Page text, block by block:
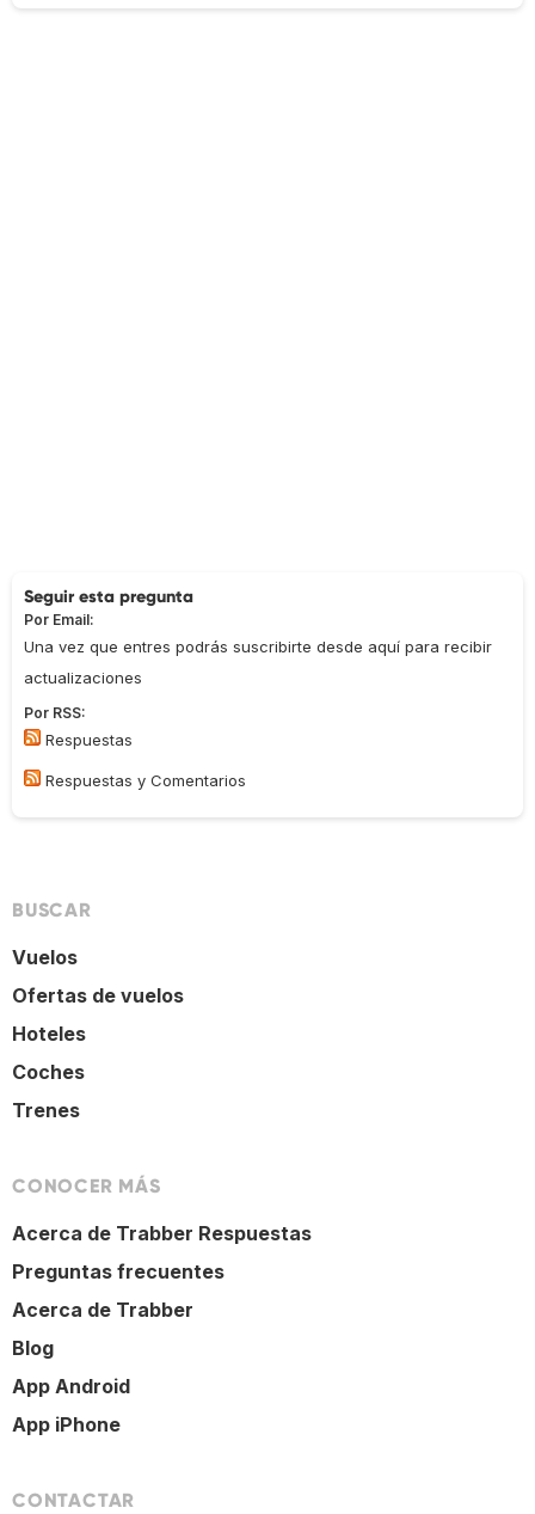
Seguir esta pregunta
Por Email:
Una vez que entres podrás suscribirte desde aquí para recibir
actualizaciones
Por RSS:
Respuestas
Respuestas y Comentarios
BUSCAR
Vuelos
Ofertas de vuelos
Hoteles
Coches
Trenes
CONOCER MÁS
Acerca de Trabber Respuestas
Preguntas frecuentes
Acerca de Trabber
Blog
App Android
App iPhone
CONTACTAR